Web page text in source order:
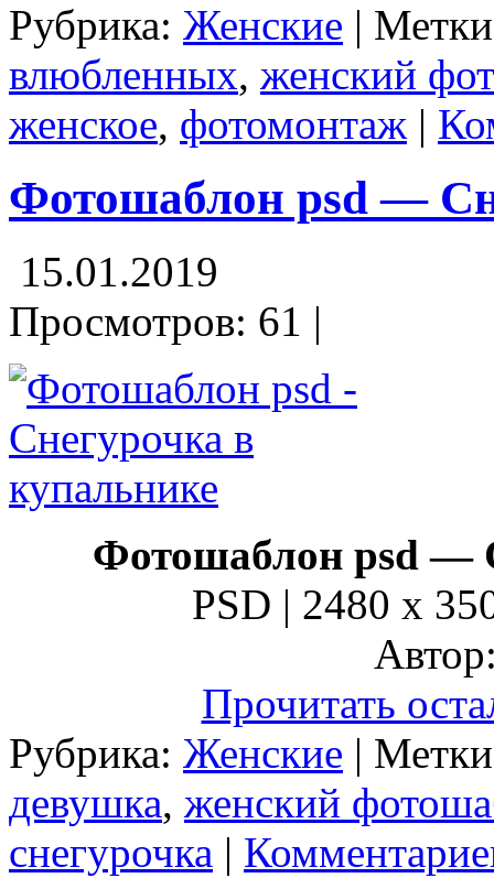
Рубрика: Женские |
влюбленных, женский
женское, фотомонтаж |
Фотошаблон psd —
15.01.2019
Просмотров: 61 |
Фотошаблон psd —
PSD | 2480 x
Прочитать
Рубрика: Женские |
девушка, женский
снегурочка |